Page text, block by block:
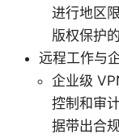
进行地区
版权保护
远程工作与
企业级
控制和审
据带出合